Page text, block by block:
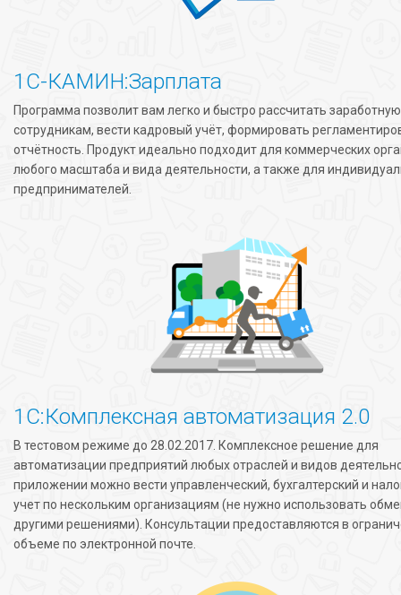
1С-КАМИН:Зарплата
Программа позволит вам легко и быстро рассчитать
сотрудникам, вести кадровый учёт, формировать
отчётность. Продукт идеально подходит для коммерческих
любого масштаба и вида деятельности, а также для
предпринимателей.
1С:Комплексная автоматизация 2.0
В тестовом режиме до 28.02.2017. Комплексное решение для
автоматизации предприятий любых отраслей и видов
приложении можно вести управленческий, бухгалтерский и
учет по нескольким организациям (не нужно использовать
другими решениями). Консультации предоставляются в
объеме по электронной почте.